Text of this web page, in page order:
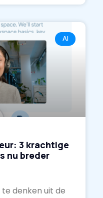
AI
3 krachtige
nu breder
denken uit de